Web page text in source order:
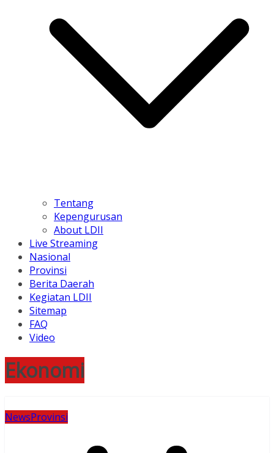
Tentang
Kepengurusan
About LDII
Live Streaming
Nasional
Provinsi
Berita Daerah
Kegiatan LDII
Sitemap
FAQ
Video
Ekonomi
NewsProvinsi